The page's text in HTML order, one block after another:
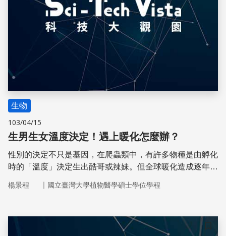
生物
103/04/15
生男生女溫度決定！遇上暖化怎麼辦？
性別的決定不只是基因，在爬蟲類中，有許多物種是由孵化
時的「溫度」決定生出酷哥或辣妹。但全球暖化造成逐年升
種會改變行為來適應這些變化。
楊景程 ｜ 國立臺灣大學植物醫學碩士學位學程
儲存